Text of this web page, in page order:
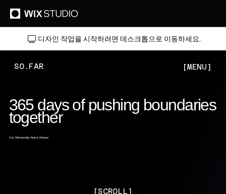
디자인 작업을 시작하려면 데스크톱으로 이동하세요.